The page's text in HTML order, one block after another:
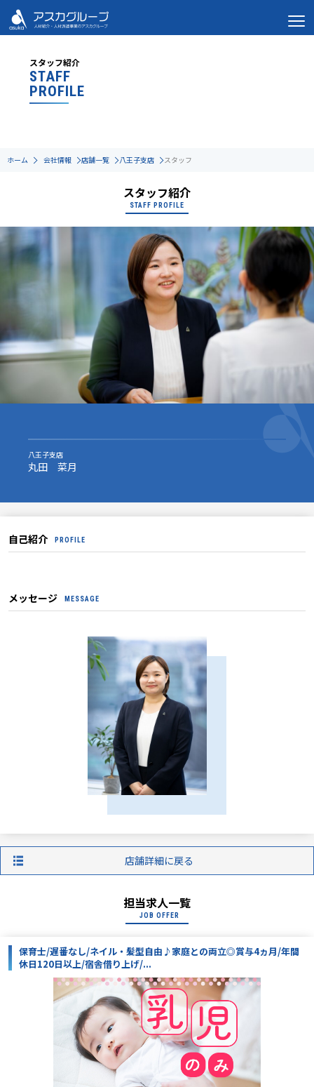
スタッフ紹介
STAFF
PROFILE
ホーム 会社情報 店舗一覧 八王子支店 スタッフ
スタッフ紹介
STAFF PROFILE
八王子支店
丸田 菜月
自己紹介 PROFILE
メッセージ MESSAGE
店舗詳細に戻る
担当求人一覧
JOB OFFER
保育士/遅番なし/ネイル・髪型自由♪家庭との両立◎賞与4ヵ月/年間
休日120日以上/宿舎借り上げ/...